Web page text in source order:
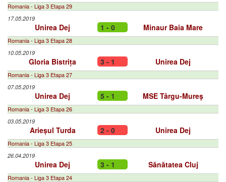
Romania - Liga 3 Etapa 29
17.05.2019
Unirea Dej 1 - 0 Minaur Baia Mare
Romania - Liga 3 Etapa 28
10.05.2019
Gloria Bistrița 3 - 1 Unirea Dej
Romania - Liga 3 Etapa 27
07.05.2019
Unirea Dej 5 - 1 MSE Târgu-Mureş
Romania - Liga 3 Etapa 26
03.05.2019
Arieșul Turda 2 - 0 Unirea Dej
Romania - Liga 3 Etapa 25
26.04.2019
Unirea Dej 3 - 1 Sănătatea Cluj
Romania - Liga 3 Etapa 24